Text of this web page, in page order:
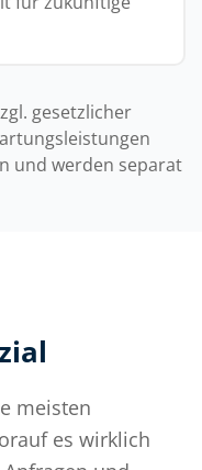
gesetzlicher
und werden separat
meisten
es wirklich